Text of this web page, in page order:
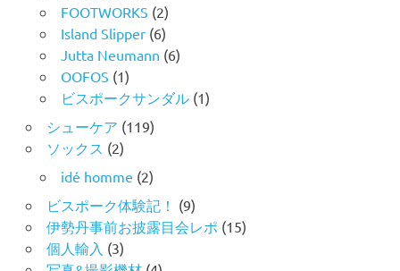
FOOTWORKS (2)
Island Slipper(6)
Jutta Neumann (6)
OOFOS (1)
ビスポークサンダル(1)
シューケア (119)
ソックス (2)
idé homme (2)
ビスポーク体験記！ (9)
伊勢丹事前お披露目会レポ (15)
個人輸入 (3)